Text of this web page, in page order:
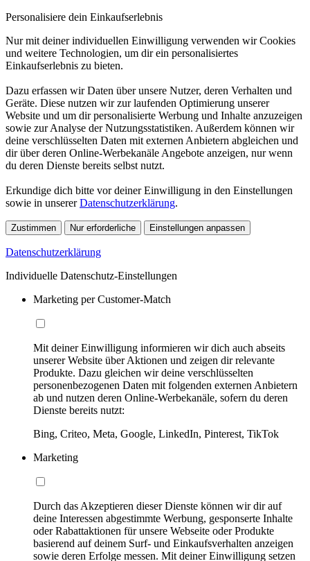
Personalisiere dein Einkaufserlebnis
Nur mit deiner individuellen Einwilligung verwenden wir Cookies
und weitere Technologien, um dir ein personalisiertes
Einkaufserlebnis zu bieten.
Dazu erfassen wir Daten über unsere Nutzer, deren Verhalten und
Geräte. Diese nutzen wir zur laufenden Optimierung unserer
Website und um dir personalisierte Werbung und Inhalte anzuzeigen
sowie zur Analyse der Nutzungsstatistiken. Außerdem können wir
deine verschlüsselten Daten mit externen Anbietern abgleichen und
dir über deren Online-Werbekanäle Angebote anzeigen, nur wenn
du deren Dienste bereits selbst nutzt.
Erkundige dich bitte vor deiner Einwilligung in den Einstellungen
sowie in unsererDatenschutzerklärung.
Zustimmen Nur erforderliche Einstellungen anpassen
Datenschutzerklärung
Individuelle Datenschutz-Einstellungen
Marketing per Customer-Match
Mit deiner Einwilligung informieren wir dich auch abseits
unserer Website über Aktionen und zeigen dir relevante
Produkte. Dazu gleichen wir deine verschlüsselten
personenbezogenen Daten mit folgenden externen Anbietern
ab und nutzen deren Online-Werbekanäle, sofern du deren
Dienste bereits nutzt:
Bing, Criteo, Meta, Google, LinkedIn, Pinterest, TikTok
Marketing
Durch das Akzeptieren dieser Dienste können wir dir auf
deine Interessen abgestimmte Werbung, gesponserte Inhalte
oder Rabattaktionen für unsere Webseite oder Produkte
basierend auf deinem Surf- und Einkaufsverhalten anzeigen
sowie deren Erfolge messen. Mit deiner Einwilligung setzen